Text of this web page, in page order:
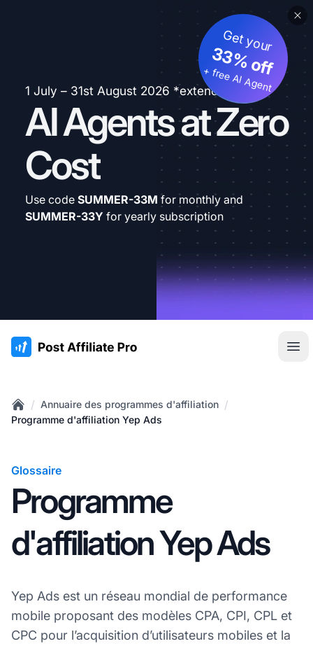
1 July – 31st August 2026 *extended
AI Agents at Zero
Cost
Get your
33% off
+ free AI Agent
Use code SUMMER-33M for monthly and
SUMMER-33Y for yearly subscription
:site.title
Home
/ Annuaire des programmes d'affiliation /
Programme d'affiliation Yep Ads
Glossaire
Programme
d'affiliation Yep Ads
Yep Ads est un réseau mondial de performance
mobile proposant des modèles CPA, CPI, CPL et
CPC pour l’acquisition d’utilisateurs mobiles et la